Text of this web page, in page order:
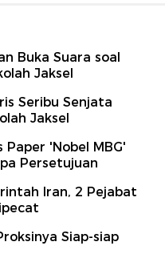
Buka Suara soal
Jaksel
Seribu Senjata
Jaksel
'Nobel MBG'
Persetujuan
Iran, 2 Pejabat
Siap-siap